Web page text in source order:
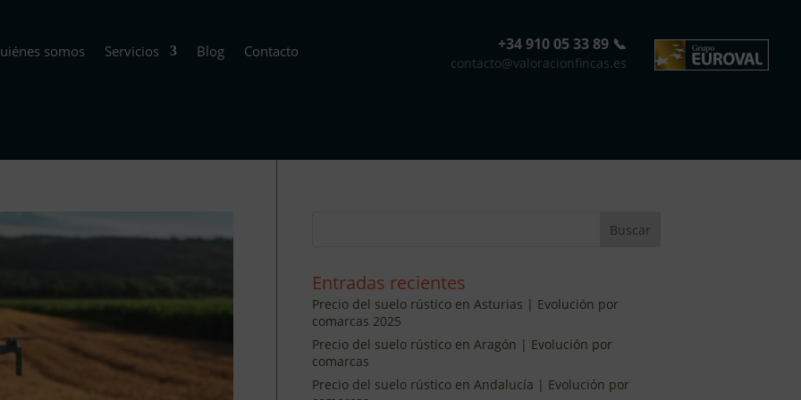
somos Servicios Blog Contacto +34 910 05 33 89 📞
contacto@valoracionfincas.es
Entradas recientes
Precio del suelo rústico en Asturias | Evolución por
comarcas 2025
Precio del suelo rústico en Aragón | Evolución por
comarcas
Precio del suelo rústico en Andalucía | Evolución por